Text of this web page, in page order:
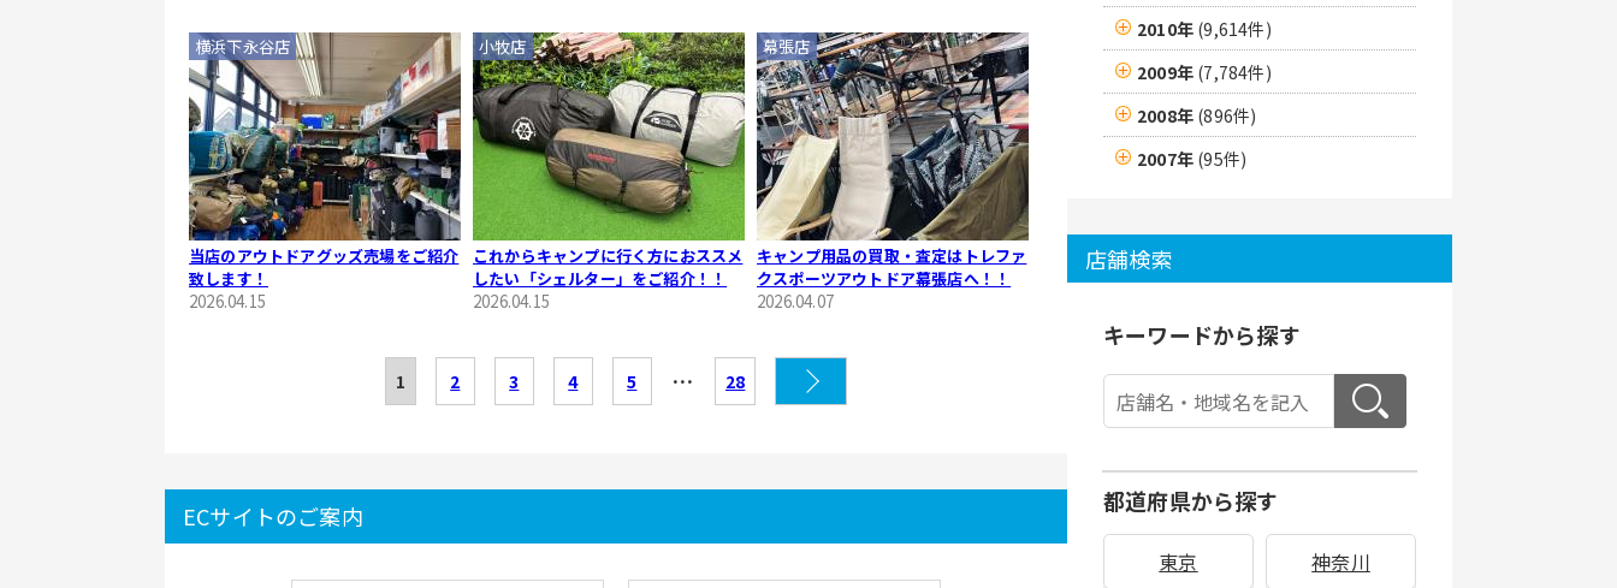
当店のアウトドアグッズ売場をご紹介
致します！
2026.04.15
横浜下永谷店
これからキャンプに行く方におススメ
したい「シェルター」をご紹介！！
2026.04.15
小牧店
キャンプ用品の買取・査定はトレファ
クスポーツアウトドア幕張店へ！！
2026.04.07
幕張店
1 2 3 4 5 … 28
ECサイトのご案内
2010年 (9,614件)
2009年 (7,784件)
2008年 (896件)
2007年 (95件)
店舗検索
キーワードから探す
都道府県から探す
東京 神奈川